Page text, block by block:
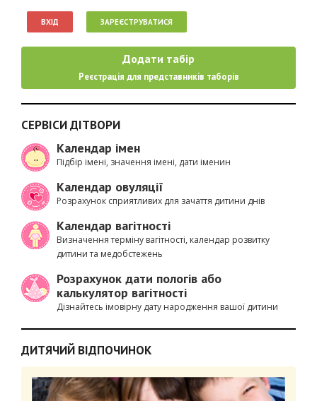
ВХІД ЗАРЕЄСТРУВАТИСЯ
Додати табір
Реєстрація для представників таборів
СЕРВІСИ ДІТВОРИ
Календар імен
Підбір імені, значення імені, дати іменин
Календар овуляції
Розрахунок сприятливих для зачаття дитини днів
Календар вагітності
Визначення терміну вагітності, календар розвитку
дитини та медобстежень
Розрахунок дати пологів або
калькулятор вагітності
Дізнайтесь імовірну дату народження вашої дитини
ДИТЯЧИЙ ВІДПОЧИНОК